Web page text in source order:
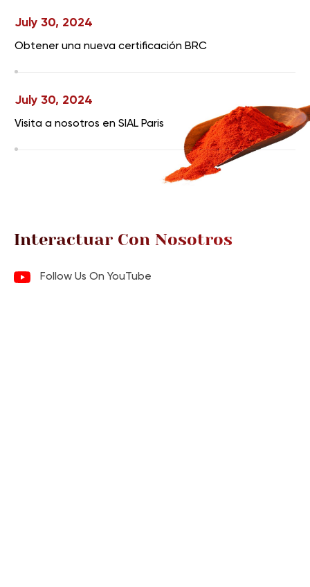
July 30, 2024
Obtener una nueva certificación BRC
July 30, 2024
Visita a nosotros en SIAL Paris
Obtener una nueva certificación BRC
Interactuar Con Nosotros
Follow Us On YouTube